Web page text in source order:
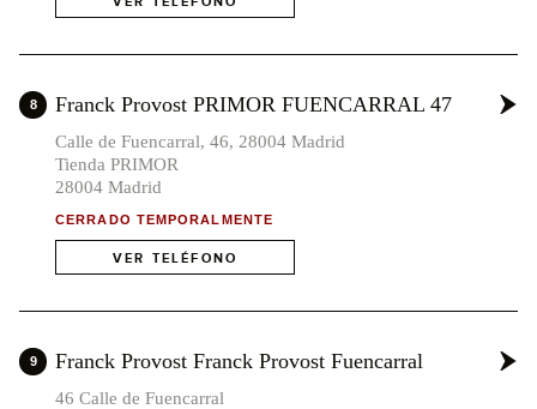
8 Franck Provost PRIMOR FUENCARRAL 47
Calle de Fuencarral, 46, 28004 Madrid
Tienda PRIMOR
28004 Madrid
CERRADO TEMPORALMENTE
VER TELÉFONO
9 Franck Provost Franck Provost Fuencarral
46 Calle de Fuencarral